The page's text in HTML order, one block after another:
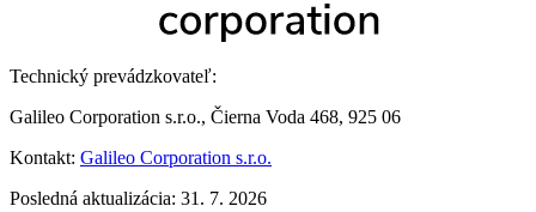
Technický prevádzkovateľ:
Galileo Corporation s.r.o., Čierna Voda 468, 925 06
Kontakt: Galileo Corporation s.r.o.
Posledná aktualizácia: 31. 7. 2026